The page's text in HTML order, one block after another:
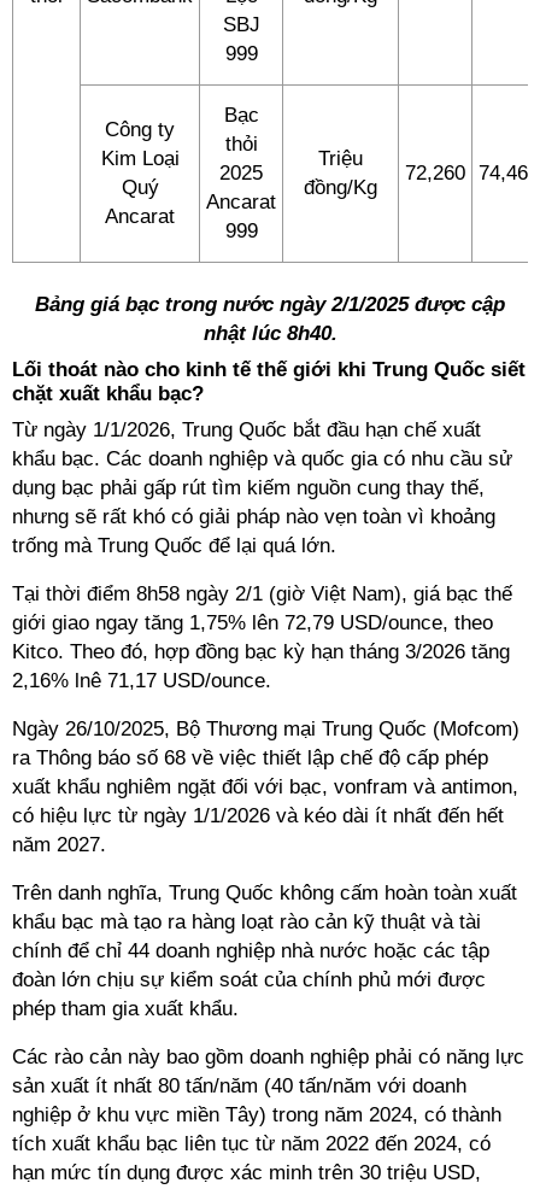
SBJ
999
Công ty
Kim Loại
Quý
Ancarat
Bạc
thỏi
2025
Ancarat
999
Triệu
đồng/Kg
72,260 74,460
Bảng giá bạc trong nước ngày 2/1/2025 được cập
nhật lúc 8h40.
Lối thoát nào cho kinh tế thế giới khi Trung Quốc siết
chặt xuất khẩu bạc?
Từ ngày 1/1/2026, Trung Quốc bắt đầu hạn chế xuất
khẩu bạc. Các doanh nghiệp và quốc gia có nhu cầu sử
dụng bạc phải gấp rút tìm kiếm nguồn cung thay thế,
nhưng sẽ rất khó có giải pháp nào vẹn toàn vì khoảng
trống mà Trung Quốc để lại quá lớn.
Tại thời điểm 8h58 ngày 2/1 (giờ Việt Nam), giá bạc thế
giới giao ngay tăng 1,75% lên 72,79 USD/ounce, theo
Kitco. Theo đó, hợp đồng bạc kỳ hạn tháng 3/2026 tăng
2,16% lnê 71,17 USD/ounce.
Ngày 26/10/2025, Bộ Thương mại Trung Quốc (Mofcom)
ra Thông báo số 68 về việc thiết lập chế độ cấp phép
xuất khẩu nghiêm ngặt đối với bạc, vonfram và antimon,
có hiệu lực từ ngày 1/1/2026 và kéo dài ít nhất đến hết
năm 2027.
Trên danh nghĩa, Trung Quốc không cấm hoàn toàn xuất
khẩu bạc mà tạo ra hàng loạt rào cản kỹ thuật và tài
chính để chỉ 44 doanh nghiệp nhà nước hoặc các tập
đoàn lớn chịu sự kiểm soát của chính phủ mới được
phép tham gia xuất khẩu.
Các rào cản này bao gồm doanh nghiệp phải có năng lực
sản xuất ít nhất 80 tấn/năm (40 tấn/năm với doanh
nghiệp ở khu vực miền Tây) trong năm 2024, có thành
tích xuất khẩu bạc liên tục từ năm 2022 đến 2024, có
hạn mức tín dụng được xác minh trên 30 triệu USD,